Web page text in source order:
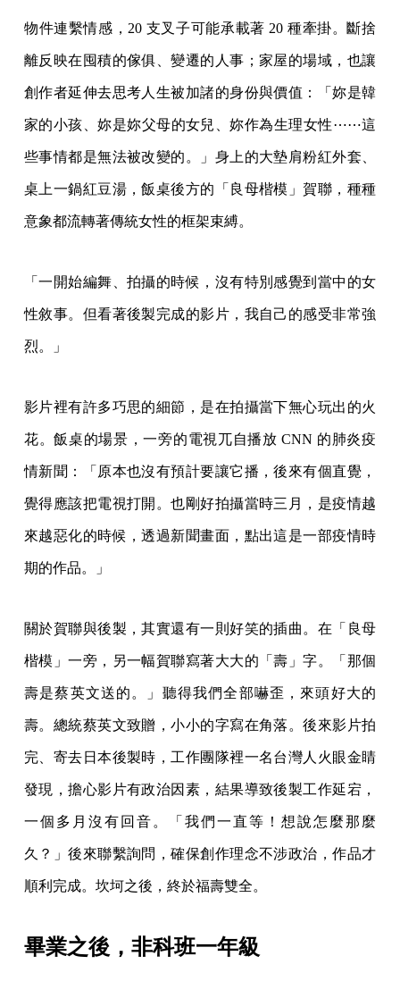
物件連繫情感，20 支叉子可能承載著 20 種牽掛。斷捨
離反映在囤積的傢俱、變遷的人事；家屋的場域，也讓
創作者延伸去思考人生被加諸的身份與價值：「妳是韓
家的小孩、妳是妳父母的女兒、妳作為生理女性⋯⋯這
些事情都是無法被改變的。」身上的大墊肩粉紅外套、
桌上一鍋紅豆湯，飯桌後方的「良母楷模」賀聯，種種
意象都流轉著傳統女性的框架束縛。
「一開始編舞、拍攝的時候，沒有特別感覺到當中的女
性敘事。但看著後製完成的影片，我自己的感受非常強
烈。」
影片裡有許多巧思的細節，是在拍攝當下無心玩出的火
花。飯桌的場景，一旁的電視兀自播放 CNN 的肺炎疫
情新聞：「原本也沒有預計要讓它播，後來有個直覺，
覺得應該把電視打開。也剛好拍攝當時三月，是疫情越
來越惡化的時候，透過新聞畫面，點出這是一部疫情時
期的作品。」
關於賀聯與後製，其實還有一則好笑的插曲。在「良母
楷模」一旁，另一幅賀聯寫著大大的「壽」字。「那個
壽是蔡英文送的。」聽得我們全部嚇歪，來頭好大的
壽。總統蔡英文致贈，小小的字寫在角落。後來影片拍
完、寄去日本後製時，工作團隊裡一名台灣人火眼金睛
發現，擔心影片有政治因素，結果導致後製工作延宕，
一個多月沒有回音。「我們一直等！想說怎麼那麼
久？」後來聯繫詢問，確保創作理念不涉政治，作品才
順利完成。坎坷之後，終於福壽雙全。
畢業之後，非科班一年級